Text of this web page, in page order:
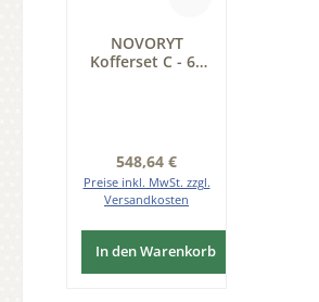
NOVORYT
Kofferset C - 60
Regulärer Preis:
548,64 €
Preise inkl. MwSt. zzgl.
Versandkosten
In den Warenkorb